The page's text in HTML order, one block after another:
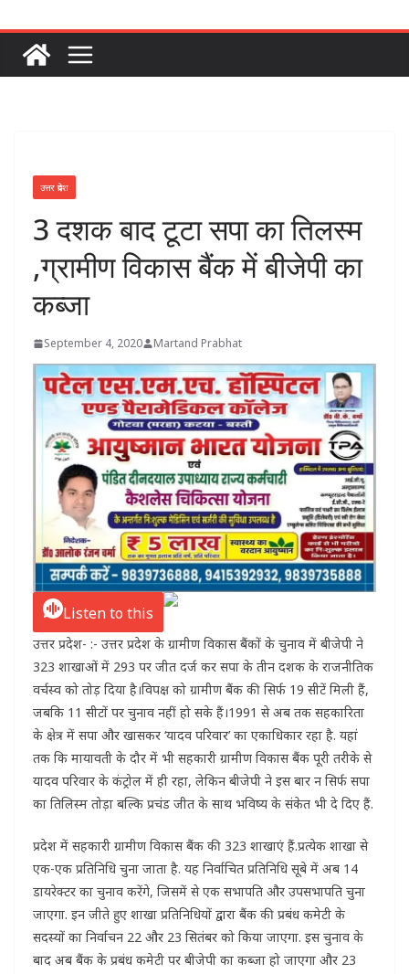
उत्तर प्रदेश
3 दशक बाद टूटा सपा का तिलस्म
,ग्रामीण विकास बैंक में बीजेपी का
कब्जा
September 4, 2020 Martand Prabhat
Listen to this
उत्तर प्रदेश- :- उत्तर प्रदेश के ग्रामीण विकास बैंकों के चुनाव में बीजेपी ने
323 शाखाओं में 293 पर जीत दर्ज कर सपा के तीन दशक के राजनीतिक
वर्चस्व को तोड़ दिया है।विपक्ष को ग्रामीण बैंक की सिर्फ 19 सीटें मिली हैं,
जबकि 11 सीटों पर चुनाव नहीं हो सके हैं।1991 से अब तक सहकारिता
के क्षेत्र में सपा और खासकर ‘यादव परिवार’ का एकाधिकार रहा है. यहां
तक कि मायावती के दौर में भी सहकारी ग्रामीण विकास बैंक पूरी तरीके से
यादव परिवार के कंट्रोल में ही रहा, लेकिन बीजेपी ने इस बार न सिर्फ सपा
का तिलिस्म तोड़ा बल्कि प्रचंड जीत के साथ भविष्य के संकेत भी दे दिए हैं.
प्रदेश में सहकारी ग्रामीण विकास बैंक की 323 शाखाएं हैं.प्रत्येक शाखा से
एक-एक प्रतिनिधि चुना जाता है. यह निर्वाचित प्रतिनिधि सूबे में अब 14
डायरेक्टर का चुनाव करेंगे, जिसमें से एक सभापति और उपसभापति चुना
जाएगा. इन जीते हुए शाखा प्रतिनिधियों द्वारा बैंक की प्रबंध कमेटी के
सदस्यों का निर्वाचन 22 और 23 सितंबर को किया जाएगा. इस चुनाव के
बाद अब बैंक के प्रबंध कमेटी पर बीजेपी का कब्जा हो जाएगा और 23